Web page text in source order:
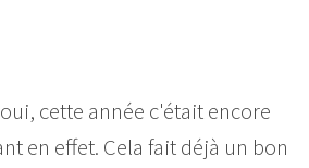
cette année c'était encore
en effet. Cela fait déjà un bon